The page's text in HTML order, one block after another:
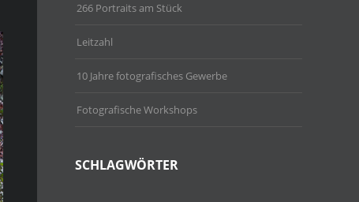
266 Portraits am Stück
Leitzahl
10 Jahre fotografisches Gewerbe
Fotografische Workshops
SCHLAGWÖRTER